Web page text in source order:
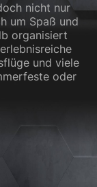
nicht nur
um Spaß und
organisiert
und viele
oder
Informationen
Website nutzen.
werden